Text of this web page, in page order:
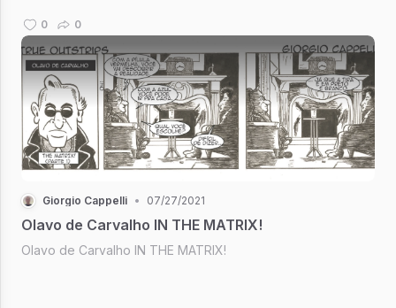
0 0
Giorgio Cappelli • 07/27/2021
Olavo de Carvalho IN THE MATRIX!
Olavo de Carvalho IN THE MATRIX!